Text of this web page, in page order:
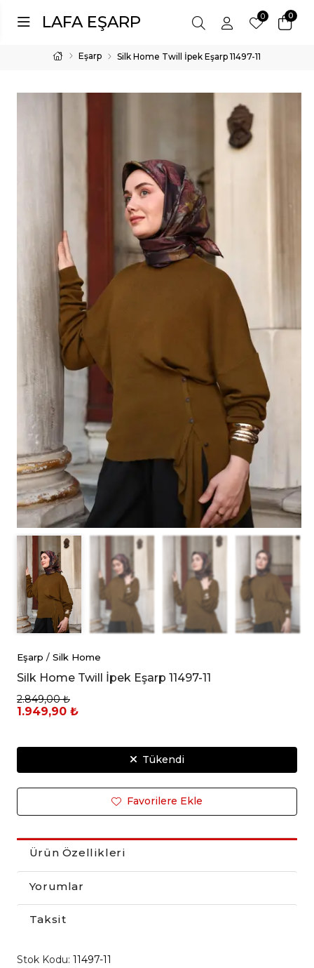
LAFA EŞARP 0
0
Eşarp Silk Home Twill İpek Eşarp 11497-11
Eşarp / Silk Home
Silk Home Twill İpek Eşarp 11497-11
2.849,00 ₺
1.949,90 ₺
Tükendi
Favorilere Ekle
Ürün Özellikleri
Yorumlar
Taksit
Stok Kodu: 11497-11